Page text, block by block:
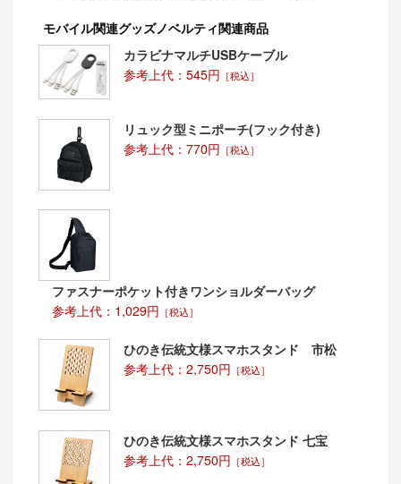
モバイル関連グッズノベルティ関連商品
カラビナマルチUSBケーブル
参考上代：545円 ［税込］
リュック型ミニポーチ(フック付き)
参考上代：770円 ［税込］
ファスナーポケット付きワンショルダーバッグ
参考上代：1,029円 ［税込］
ひのき伝統文様スマホスタンド 市松
参考上代：2,750円 ［税込］
ひのき伝統文様スマホスタンド 七宝
参考上代：2,750円 ［税込］